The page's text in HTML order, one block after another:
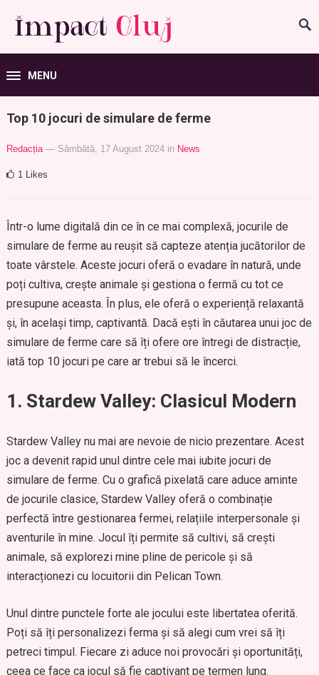
MENU
Top 10 jocuri de simulare de ferme
Redacția — Sâmbătă, 17 August 2024 in News
1 Likes
Într-o lume digitală din ce în ce mai complexă, jocurile de
simulare de ferme au reușit să capteze atenția jucătorilor de
toate vârstele. Aceste jocuri oferă o evadare în natură, unde
poți cultiva, crește animale și gestiona o fermă cu tot ce
presupune aceasta. În plus, ele oferă o experiență relaxantă
și, în același timp, captivantă. Dacă ești în căutarea unui joc de
simulare de ferme care să îți ofere ore întregi de distracție,
iată top 10 jocuri pe care ar trebui să le încerci.
1. Stardew Valley: Clasicul Modern
Stardew Valley nu mai are nevoie de nicio prezentare. Acest
joc a devenit rapid unul dintre cele mai iubite jocuri de
simulare de ferme. Cu o grafică pixelată care aduce aminte
de jocurile clasice, Stardew Valley oferă o combinație
perfectă între gestionarea fermei, relațiile interpersonale și
aventurile în mine. Jocul îți permite să cultivi, să crești
animale, să explorezi mine pline de pericole și să
interacționezi cu locuitorii din Pelican Town.
Unul dintre punctele forte ale jocului este libertatea oferită.
Poți să îți personalizezi ferma și să alegi cum vrei să îți
petreci timpul. Fiecare zi aduce noi provocări și oportunități,
ceea ce face ca jocul să fie captivant pe termen lung.